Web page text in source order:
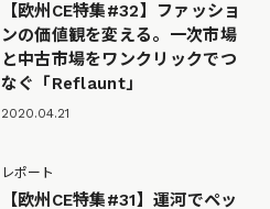
【欧州CE特集#32】ファッショ
ンの価値観を変える。一次市場
と中古市場をワンクリックでつ
なぐ「Reflaunt」
2020.04.21
レポート
【欧州CE特集#31】運河でペッ